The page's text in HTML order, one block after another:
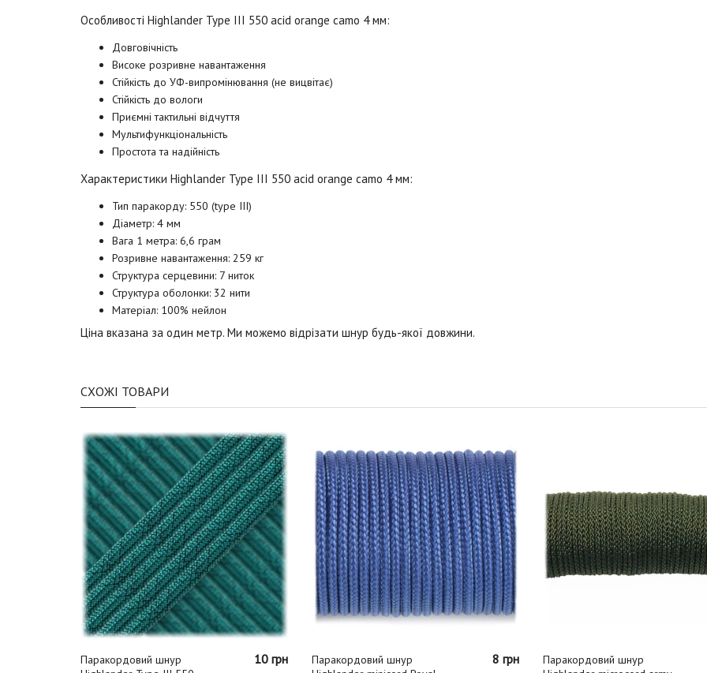
Особливості Highlander Type III 550 acid orange camo 4 мм:
Довговічність
Високе розривне навантаження
Стійкість до УФ-випромінювання (не вицвітає)
Стійкість до вологи
Приємні тактильні відчуття
Мультифункціональність
Простота та надійність
Характеристики Highlander Type III 550 acid orange camo 4 мм:
Тип паракорду: 550 (type III)
Діаметр: 4 мм
Вага 1 метра: 6,6 грам
Розривне навантаження: 259 кг
Структура серцевини: 7 ниток
Структура оболонки: 32 нити
Матеріал: 100% нейлон
Ціна вказана за один метр. Ми можемо відрізати шнур будь-якої довжини.
СХОЖІ ТОВАРИ
Паракордовий шнур
10 грн
Паракордовий шнур
8 грн
Паракордовий шнур